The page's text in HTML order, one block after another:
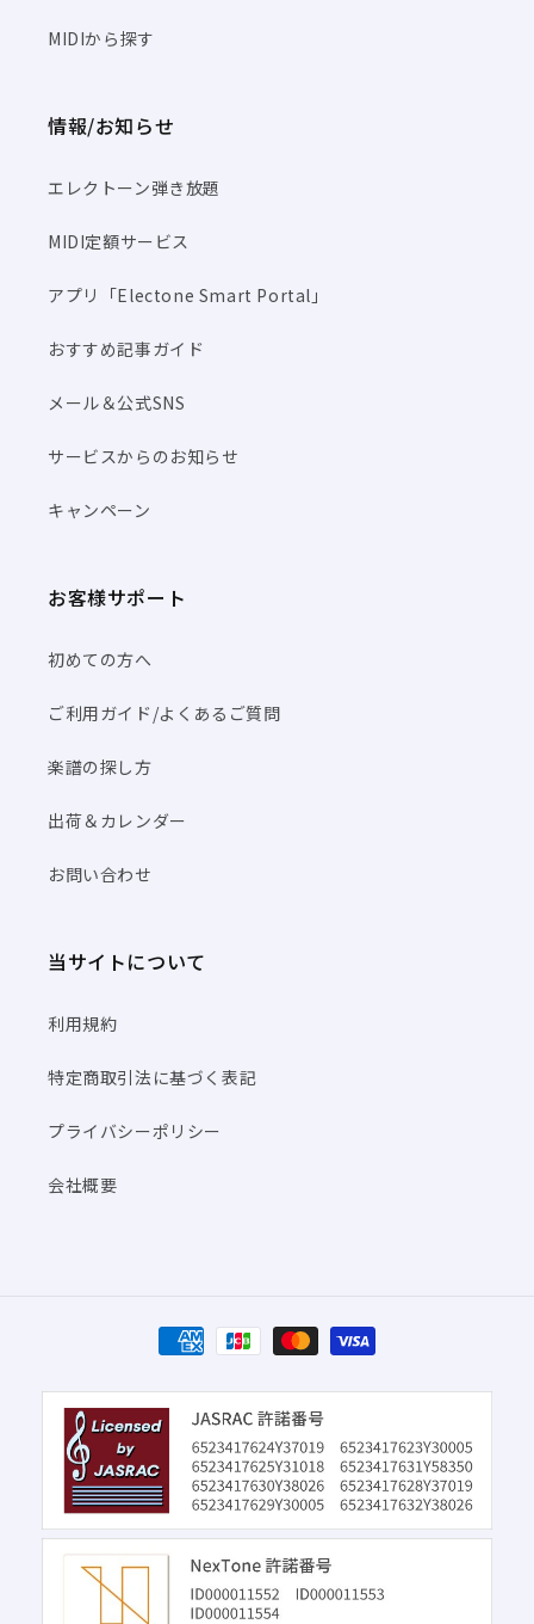
MIDIから探す
情報/お知らせ
エレクトーン弾き放題
MIDI定額サービス
アプリ「Electone Smart Portal」
おすすめ記事ガイド
メール＆公式SNS
サービスからのお知らせ
キャンペーン
お客様サポート
初めての方へ
ご利用ガイド/よくあるご質問
楽譜の探し方
出荷＆カレンダー
お問い合わせ
当サイトについて
利用規約
特定商取引法に基づく表記
プライバシーポリシー
会社概要
決
済
方
法